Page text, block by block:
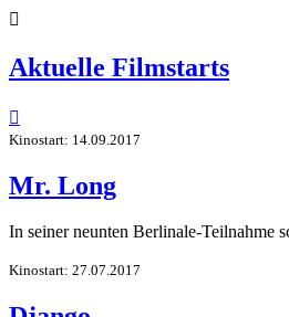

Aktuelle Filmstarts

Kinostart: 14.09.2017
Mr. Long
In seiner neunten Berlinale-Teilnahme
Kinostart: 27.07.2017